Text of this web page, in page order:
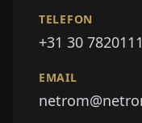
TELEFON
+31 30 7820111
EMAIL